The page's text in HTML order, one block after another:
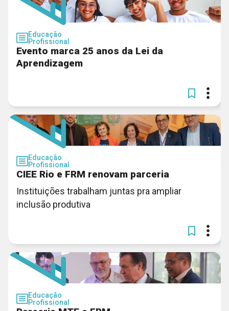
Educação
Profissional
Evento marca 25 anos da Lei da
Aprendizagem
Educação
Profissional
CIEE Rio e FRM renovam parceria
Instituições trabalham juntas pra ampliar
inclusão produtiva
Educação
Profissional